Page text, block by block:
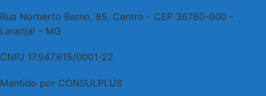
Rua Norberto Berno, 85, Centro - CEP 36760-000 -
Laranjal – MG
CNPJ 17.947.615/0001-22
Mantido por CONSULPLUS